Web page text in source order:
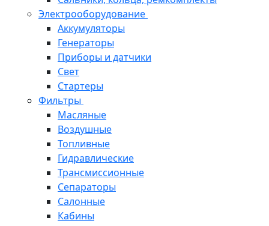
Электрооборудование
Аккумуляторы
Генераторы
Приборы и датчики
Свет
Стартеры
Фильтры
Масляные
Воздушные
Топливные
Гидравлические
Трансмиссионные
Сепараторы
Салонные
Кабины